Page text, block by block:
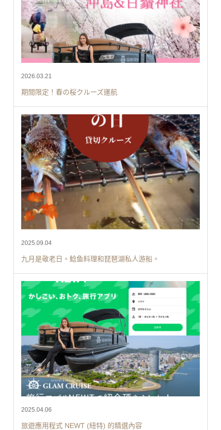
2026.03.21
期間限定！春の桜クルーズ運航
2025.09.04
九月是敬老日。鲶鱼料理和琵琶湖私人游船。
2025.04.06
旅遊應用程式 NEWT (紐特) 的精選內容